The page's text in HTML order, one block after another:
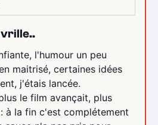
l'humour un peu
maitrisé, certaines idées
j'étais lancée.
le film avançait, plus
à la fin c'est complétement